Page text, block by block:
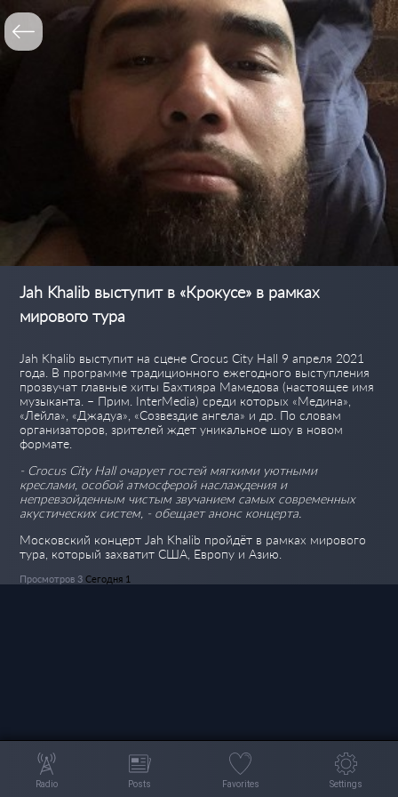
Jah Khalib выступит в «Крокусе» в рамках
мирового тура
Jah Khalib выступит на сцене Crocus City Hall 9 апреля 2021
года. В программе традиционного ежегодного выступления
прозвучат главные хиты Бахтияра Мамедова (настоящее имя
музыканта. – Прим. InterMedia) среди которых «Медина»,
«Лейла», «Джадуа», «Созвездие ангела» и др. По словам
организаторов, зрителей ждет уникальное шоу в новом
формате.
- Crocus City Hall очарует гостей мягкими уютными
креслами, особой атмосферой наслаждения и
непревзойденным чистым звучанием самых современных
акустических систем, - обещает анонс концерта.
Московский концерт Jah Khalib пройдёт в рамках мирового
тура, который захватит США, Европу и Азию.
Просмотров 3 Сегодня 1
Radio Posts Favorites Settings